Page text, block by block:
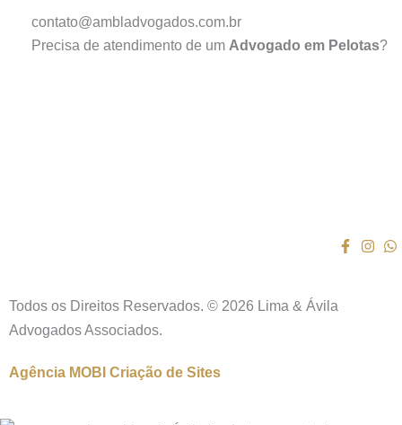
contato@ambladvogados.com.br
Precisa de atendimento de um Advogado em Pelotas?
Todos os Direitos Reservados. © 2026 Lima & Ávila
Advogados Associados.
Agência MOBI Criação de Sites